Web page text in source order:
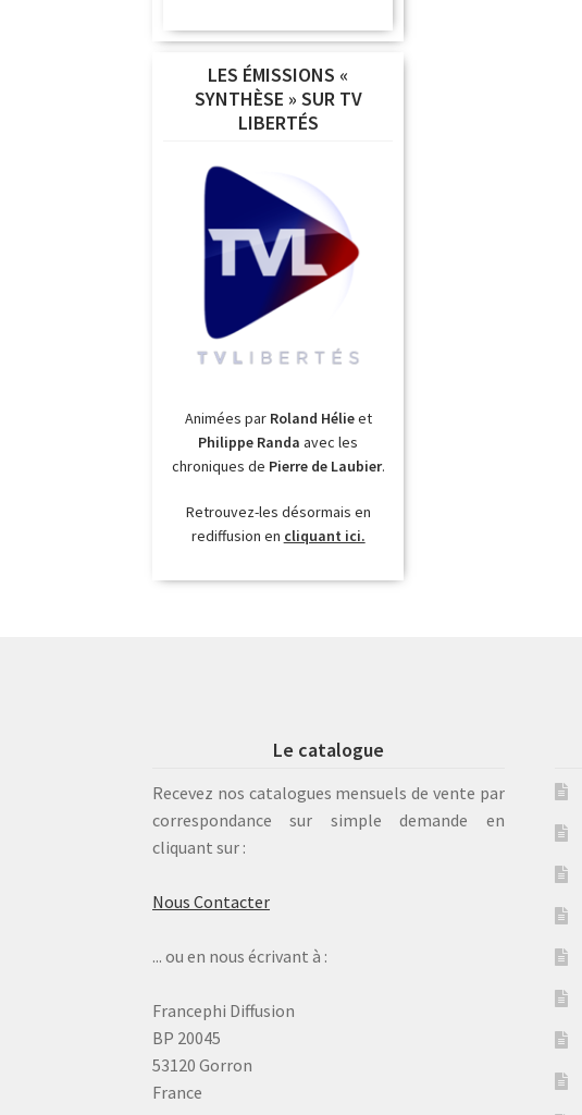
LES ÉMISSIONS «
SYNTHÈSE » SUR TV
LIBERTÉS
Animées par Roland Hélieet
Philippe Randa avec les
chroniques de Pierre de Laubier.
Retrouvez-les désormais en
rediffusion en cliquant ici.
Le catalogue
Recevez nos catalogues mensuels de vente par
correspondance sur simple demande en
cliquant sur :
Nous Contacter
... ou en nous écrivant à :
Francephi Diffusion
BP 20045
53120 Gorron
France